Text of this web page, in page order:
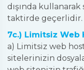
dışında
taktirde geçerlidir.
7c.) Limitsiz Web
a) Limitsiz web
sitelerinizin